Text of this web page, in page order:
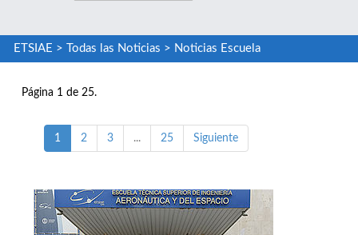
ETSIAE > Todas las Noticias > Noticias Escuela
Página 1 de 25.
1 2 3 ... 25 Siguiente